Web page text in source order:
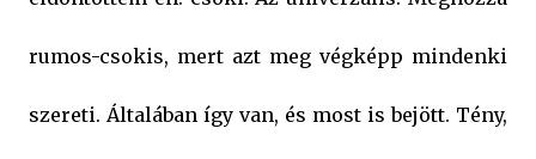
rumos-csokis, mert azt meg végképp mindenki
szereti. Általában így van, és most is bejött. Tény,